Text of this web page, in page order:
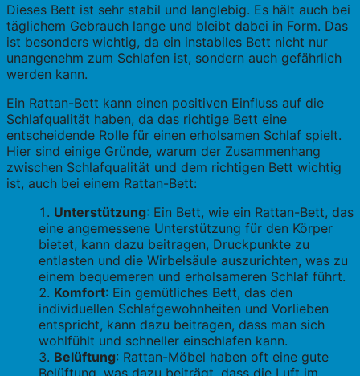
Dieses Bett ist sehr stabil und langlebig. Es hält auch bei
täglichem Gebrauch lange und bleibt dabei in Form. Das
ist besonders wichtig, da ein instabiles Bett nicht nur
unangenehm zum Schlafen ist, sondern auch gefährlich
werden kann.
Ein Rattan-Bett kann einen positiven Einfluss auf die
Schlafqualität haben, da das richtige Bett eine
entscheidende Rolle für einen erholsamen Schlaf spielt.
Hier sind einige Gründe, warum der Zusammenhang
zwischen Schlafqualität und dem richtigen Bett wichtig
ist, auch bei einem Rattan-Bett:
Unterstützung: Ein Bett, wie ein Rattan-Bett, das
eine angemessene Unterstützung für den Körper
bietet, kann dazu beitragen, Druckpunkte zu
entlasten und die Wirbelsäule auszurichten, was zu
einem bequemeren und erholsameren Schlaf führt.
Komfort: Ein gemütliches Bett, das den
individuellen Schlafgewohnheiten und Vorlieben
entspricht, kann dazu beitragen, dass man sich
wohlfühlt und schneller einschlafen kann.
Belüftung: Rattan-Möbel haben oft eine gute